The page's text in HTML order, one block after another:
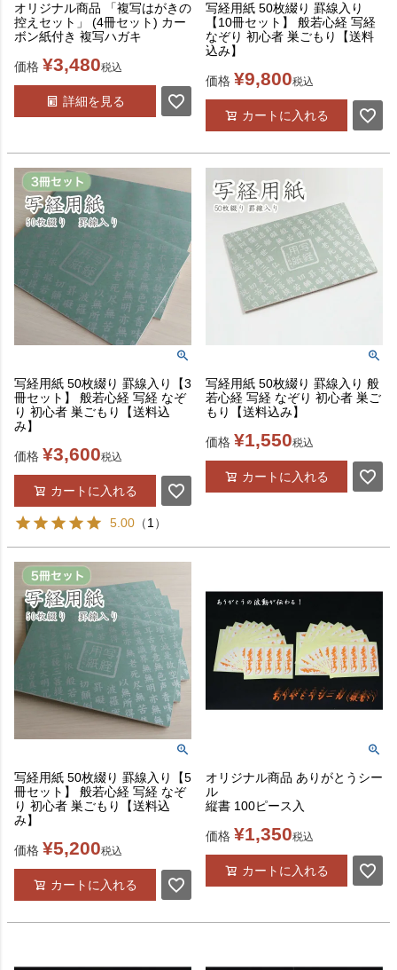
オリジナル商品 「複写はがきの
控えセット」 (4冊セット) カー
ボン紙付き 複写ハガキ
価格 ¥3,480税込
詳細を見る
写経用紙 50枚綴り 罫線入り
【10冊セット】 般若心経 写経
なぞり 初心者 巣ごもり【送料
込み】
価格 ¥9,800税込
カートに入れる
写経用紙 50枚綴り 罫線入り【3
冊セット】 般若心経 写経 なぞ
り 初心者 巣ごもり【送料込
み】
価格 ¥3,600税込
カートに入れる
5.00 （1）
写経用紙 50枚綴り 罫線入り 般
若心経 写経 なぞり 初心者 巣ご
もり【送料込み】
価格 ¥1,550税込
カートに入れる
写経用紙 50枚綴り 罫線入り【5
冊セット】 般若心経 写経 なぞ
り 初心者 巣ごもり【送料込
み】
価格 ¥5,200税込
カートに入れる
オリジナル商品 ありがとうシー
ル
縦書 100ピース入
価格 ¥1,350税込
カートに入れる